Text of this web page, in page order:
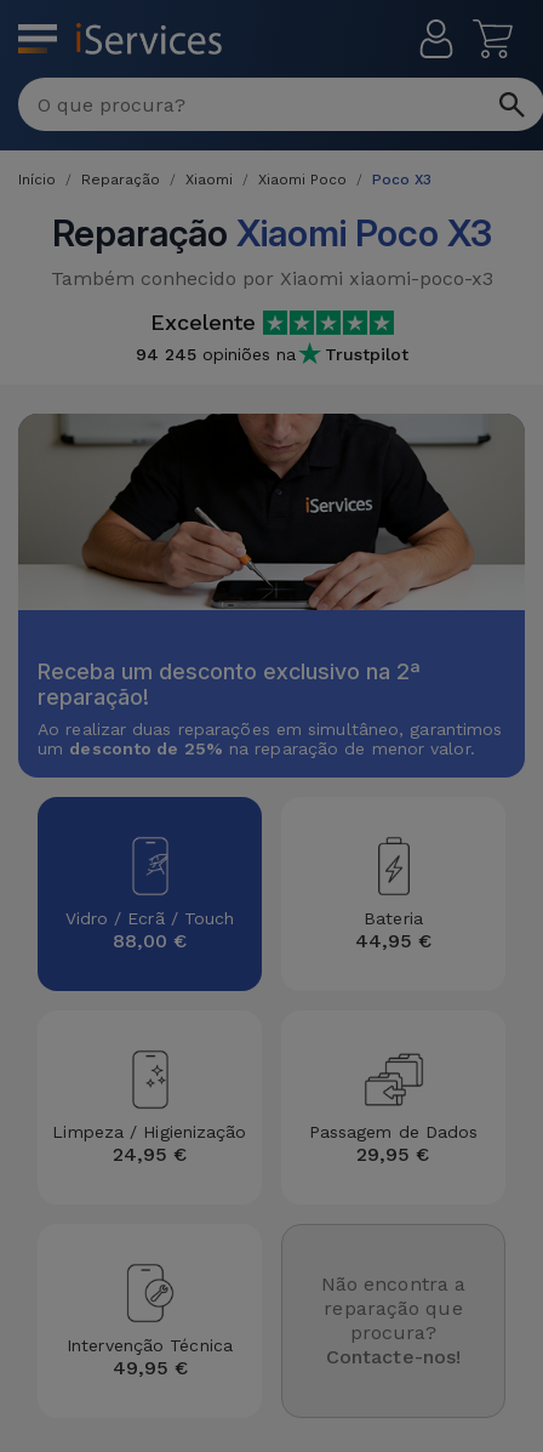
MENU
Início Reparação Xiaomi Xiaomi Poco Poco X3
Reparação Xiaomi Poco X3
Também conhecido por Xiaomi xiaomi-poco-x3
Excelente
94 245opiniões na Trustpilot
Receba um desconto exclusivo na 2ª
reparação!
Ao realizar duas reparações em simultâneo, garantimos
um desconto de 25% na reparação de menor valor.
Vidro / Ecrã / Touch
88,00 €
Bateria
44,95 €
Limpeza / Higienização
24,95 €
Passagem de Dados
29,95 €
Intervenção Técnica
49,95 €
Não encontra a
reparação que
procura?
Contacte-nos!